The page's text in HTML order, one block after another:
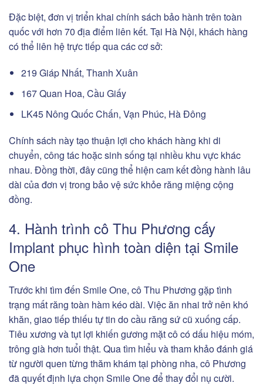
Đặc biệt, đơn vị triển khai chính sách bảo hành trên toàn
quốc với hơn 70 địa điểm liên kết. Tại Hà Nội, khách hàng
có thể liên hệ trực tiếp qua các cơ sở:
219 Giáp Nhất, Thanh Xuân
167 Quan Hoa, Cầu Giấy
LK45 Nông Quốc Chấn, Vạn Phúc, Hà Đông
Chính sách này tạo thuận lợi cho khách hàng khi di
chuyển, công tác hoặc sinh sống tại nhiều khu vực khác
nhau. Đồng thời, đây cũng thể hiện cam kết đồng hành lâu
dài của đơn vị trong bảo vệ sức khỏe răng miệng cộng
đồng.
4. Hành trình cô Thu Phương cấy
Implant phục hình toàn diện tại Smile
One
Trước khi tìm đến Smile One, cô Thu Phương gặp tình
trạng mất răng toàn hàm kéo dài. Việc ăn nhai trở nên khó
khăn, giao tiếp thiếu tự tin do cầu răng sứ cũ xuống cấp.
Tiêu xương và tụt lợi khiến gương mặt cô có dấu hiệu móm,
trông già hơn tuổi thật. Qua tìm hiểu và tham khảo đánh giá
từ người quen từng thăm khám tại phòng nha, cô Phương
đã quyết định lựa chọn Smile One để thay đổi nụ cười.